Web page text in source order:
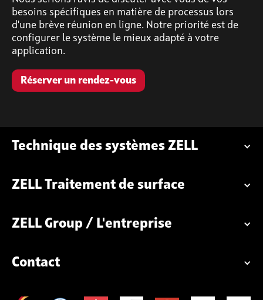
besoins spécifiques en matière de processus lors
d'une brève réunion en ligne. Notre priorité est de
configurer le système le mieux adapté à votre
application.
Réserver un rendez-vous
Technique des systèmes ZELL
ZELL Traitement de surface
ZELL Group / L'entreprise
Contact